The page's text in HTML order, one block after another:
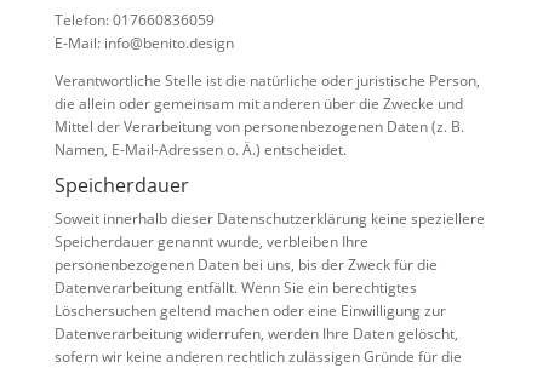
Telefon: 017660836059
E-Mail: info@benito.design
Verantwortliche Stelle ist die natürliche oder juristische Person,
die allein oder gemeinsam mit anderen über die Zwecke und
Mittel der Verarbeitung von personenbezogenen Daten (z. B.
Namen, E-Mail-Adressen o. Ä.) entscheidet.
Speicherdauer
Soweit innerhalb dieser Datenschutzerklärung keine speziellere
Speicherdauer genannt wurde, verbleiben Ihre
personenbezogenen Daten bei uns, bis der Zweck für die
Datenverarbeitung entfällt. Wenn Sie ein berechtigtes
Löschersuchen geltend machen oder eine Einwilligung zur
Datenverarbeitung widerrufen, werden Ihre Daten gelöscht,
sofern wir keine anderen rechtlich zulässigen Gründe für die